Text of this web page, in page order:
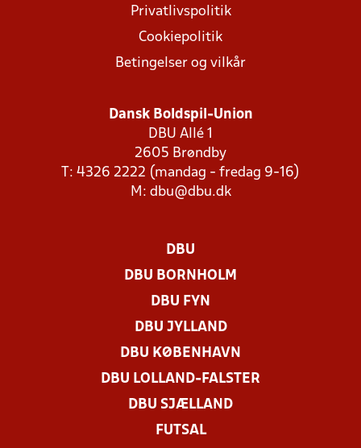
Privatlivspolitik
Cookiepolitik
Betingelser og vilkår
Dansk Boldspil-Union
DBU Allé 1
2605 Brøndby
T: 4326 2222 (mandag - fredag 9-16)
M: dbu@dbu.dk
DBU
DBU BORNHOLM
DBU FYN
DBU JYLLAND
DBU KØBENHAVN
DBU LOLLAND-FALSTER
DBU SJÆLLAND
FUTSAL